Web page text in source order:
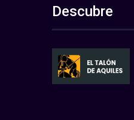
Descubre